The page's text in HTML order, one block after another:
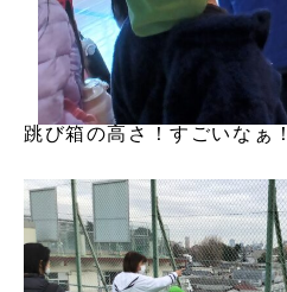
跳び箱の高さ！すごいなぁ！